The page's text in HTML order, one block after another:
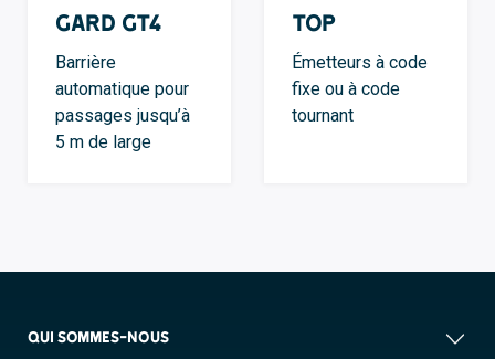
GARD GT4
Barrière
automatique pour
passages jusqu’à
5 m de large
TOP
Émetteurs à code
fixe ou à code
tournant
QUI SOMMES-NOUS